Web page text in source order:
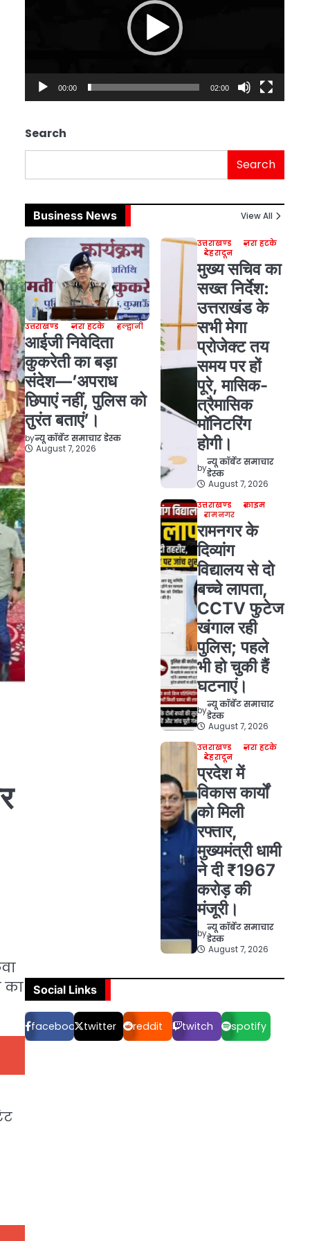
का
00:00 02:00
Search
Search
Business News View All
उत्तराखण्ड ज़रा हटके हल्द्वानी
आईजी निवेदिता
कुकरेती का बड़ा
संदेश—’अपराध
छिपाएं नहीं, पुलिस को
तुरंत बताएं’।
byन्यू कॉर्बेट समाचार डेस्क
August 7, 2026
उत्तराखण्ड
ज़रा हटके
देहरादून
मुख्य सचिव का
सख्त निर्देश:
उत्तराखंड के
सभी मेगा
प्रोजेक्ट तय
समय पर हों
पूरे, मासिक-
त्रैमासिक
मॉनिटरिंग
होगी।
by
न्यू कॉर्बेट समाचार
डेस्क
August 7, 2026
उत्तराखण्ड
क्राइम
रामनगर
रामनगर के
दिव्यांग
विद्यालय से दो
बच्चे लापता,
CCTV फुटेज
खंगाल रही
पुलिस; पहले
भी हो चुकी हैं
घटनाएं।
by
न्यू कॉर्बेट समाचार
डेस्क
August 7, 2026
उत्तराखण्ड
ज़रा हटके
देहरादून
प्रदेश में
विकास कार्यों
को मिली
रफ्तार,
मुख्यमंत्री धामी
ने दी ₹1967
करोड़ की
मंजूरी।
by
न्यू कॉर्बेट समाचार
डेस्क
August 7, 2026
Social Links
facebook twitter reddit twitch spotify